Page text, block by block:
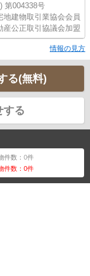
第004338号
地建物取引業協会会員
産公正取引協議会加盟
情報の見方
る(無料)
する
件数：0件
件数：0件